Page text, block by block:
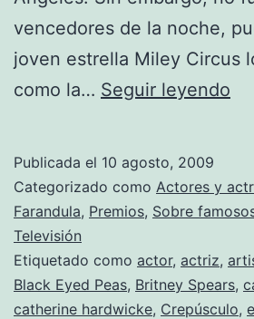
vencedores de la noche,
joven estrella Miley Circus
como la… Seguir leyendo
y
Publicada el 10 agosto, 2009
Categorizado como Actores y
Farandula, Premios, Sobre
Televisión
Etiquetado como actor, actriz,
Black Eyed Peas, Britney Spears,
catherine hardwicke, Crepúsculo,